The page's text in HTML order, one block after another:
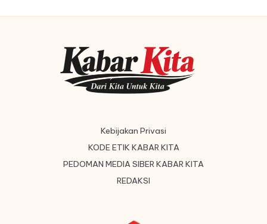
Kebijakan Privasi
KODE ETIK KABAR KITA
PEDOMAN MEDIA SIBER KABAR KITA
REDAKSI